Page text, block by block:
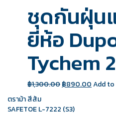
ชุดกันฝุ่น
ยี่ห้อ
Tychem
฿1,300.00฿890.00Add
Post
ตราม้า สีส้ม
SAFETOE L-7222 (S3)